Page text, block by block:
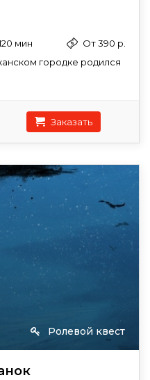
мин
От 390 р.
городке родился
Заказать
Ролевой квест